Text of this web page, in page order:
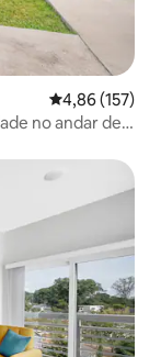
4,86 de uma
4,86 (157)
no andar de